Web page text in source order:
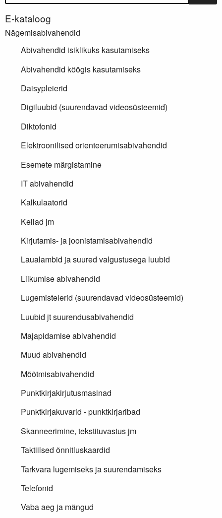
E-kataloog
Nägemisabivahendid
Abivahendid isiklikuks kasutamiseks
Abivahendid köögis kasutamiseks
Daisypleierid
Digiluubid (suurendavad videosüsteemid)
Diktofonid
Elektroonilised orienteerumisabivahendid
Esemete märgistamine
IT abivahendid
Kalkulaatorid
Kellad jm
Kirjutamis- ja joonistamisabivahendid
Laualambid ja suured valgustusega luubid
Liikumise abivahendid
Lugemistelerid (suurendavad videosüsteemid)
Luubid jt suurendusabivahendid
Majapidamise abivahendid
Muud abivahendid
Mõõtmisabivahendid
Punktkirjakirjutusmasinad
Punktkirjakuvarid - punktkirjaribad
Skanneerimine, tekstituvastus jm
Taktiilsed õnnitluskaardid
Tarkvara lugemiseks ja suurendamiseks
Telefonid
Vaba aeg ja mängud